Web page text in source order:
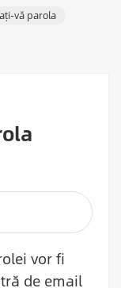
vă parola
vor fi
de email